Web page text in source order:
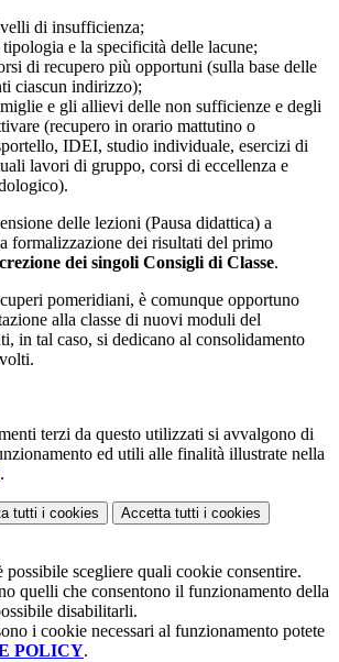
di insufficienza;
e la specificità delle lacune;
di recupero più opportuni (sulla base delle
ciascun indirizzo);
e gli allievi delle non sufficienze e degli
(recupero in orario mattutino o
IDEI, studio individuale, esercizi di
lavori di gruppo, corsi di eccellenza e
delle lezioni (Pausa didattica) a
formalizzazione dei risultati del primo
dei singoli Consigli di Classe.
pomeridiani, è comunque opportuno
alla classe di nuovi moduli del
in tal caso, si dedicano al consolidamento
terzi da questo utilizzati si avvalgono di
ed utili alle finalità illustrate nella
.
tutti i cookies Accetta tutti i cookies
possibile scegliere quali cookie consentire.
quelli che consentono il funzionamento della
disabilitarli.
i cookie necessari al funzionamento potete
POLICY.